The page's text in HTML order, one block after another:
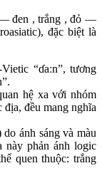
— đen , trắng , đỏ —
đặc biệt là
“ɗaːn”, tương
hệ xa với nhóm
đều mang nghĩa
ánh sáng và màu
này phản ánh logic
quen thuộc: trắng